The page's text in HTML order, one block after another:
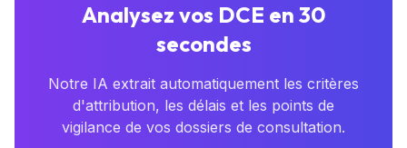
Analysez vos DCE en 30
secondes
Notre IA extrait automatiquement les critères
d'attribution, les délais et les points de
vigilance de vos dossiers de consultation.